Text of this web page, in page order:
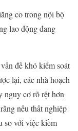
co trong nội bộ
lao động đang
đề khó kiểm soát
lại, các nhà hoạch
nguy cơ rõ rệt hơn
nếu thất nghiệp
so với việc kiềm